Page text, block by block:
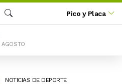
Buscar
Pico y Placa
NOTICIAS DE DEPORTE